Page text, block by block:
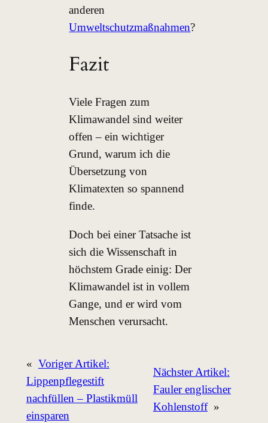
anderen
Umweltschutzmaßnahmen?
Fazit
Viele Fragen zum
Klimawandel sind weiter
offen – ein wichtiger
Grund, warum ich die
Übersetzung von
Klimatexten so spannend
finde.
Doch bei einer Tatsache ist
sich die Wissenschaft in
höchstem Grade einig: Der
Klimawandel ist in vollem
Gange, und er wird vom
Menschen verursacht.
« Voriger Artikel:
Lippenpflegestift
nachfüllen – Plastikmüll
einsparen
Nächster Artikel:
Fauler englischer
Kohlenstoff »